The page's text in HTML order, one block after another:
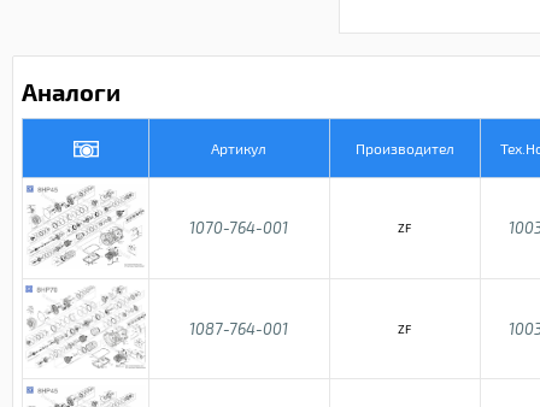
Аналоги
Артикул Производител
1070-764-001 ZF
1087-764-001 ZF